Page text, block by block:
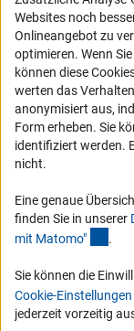
Service und
Erklärung zur
Barriere melden
DFG-aktuell
Erhalten Sie
schauen Sie sich die
Zum Newsletter
Impressum
Websites noch
Onlineangebot zu
optimieren. Wenn
können diese
werten das
anonymisiert aus,
Form erheben. Sie
identifiziert werden.
nicht.
Eine genaue
finden Sie in unserer
mit Matomo" .
Sie können die
Cookie-Einstellungen
jederzeit vorzeitig